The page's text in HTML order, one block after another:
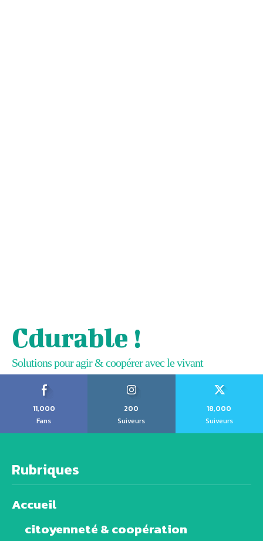
Cdurable !
Solutions pour agir & coopérer avec le vivant
11,000
Fans
200
Suiveurs
18,000
Suiveurs
Rubriques
Accueil
citoyenneté & coopération